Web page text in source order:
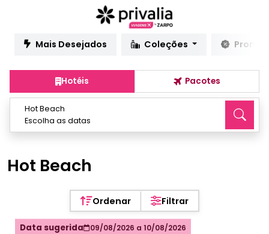
Mais Desejados Coleções
Hotéis Pacotes
Hot Beach
Escolha as datas
Hot Beach
Ordenar Filtrar
Data sugerida 09/08/2026 a 10/08/2026